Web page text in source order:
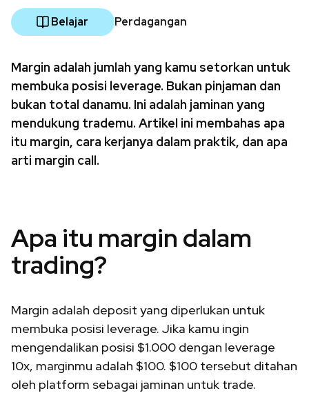
Belajar Perdagangan
Margin adalah jumlah yang kamu setorkan untuk
membuka posisi leverage. Bukan pinjaman dan
bukan total danamu. Ini adalah jaminan yang
mendukung trademu. Artikel ini membahas apa
itu margin, cara kerjanya dalam praktik, dan apa
arti margin call.
Apa itu margin dalam
trading?
Margin adalah deposit yang diperlukan untuk
membuka posisi leverage. Jika kamu ingin
mengendalikan posisi $1.000 dengan leverage
10x, marginmu adalah $100. $100 tersebut ditahan
oleh platform sebagai jaminan untuk trade.